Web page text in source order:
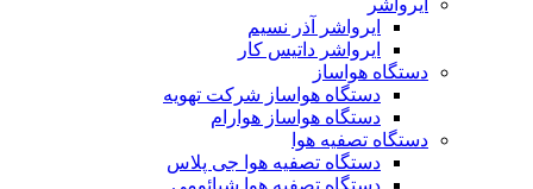
ایرواشر
ایرواشر آذر نسیم
ایرواشر داتیس کار
دستگاه هواساز
دستگاه هواساز شرکت تهویه
دستگاه هواساز هوارام
دستگاه تصفیه هوا
دستگاه تصفیه هوا جی پلاس